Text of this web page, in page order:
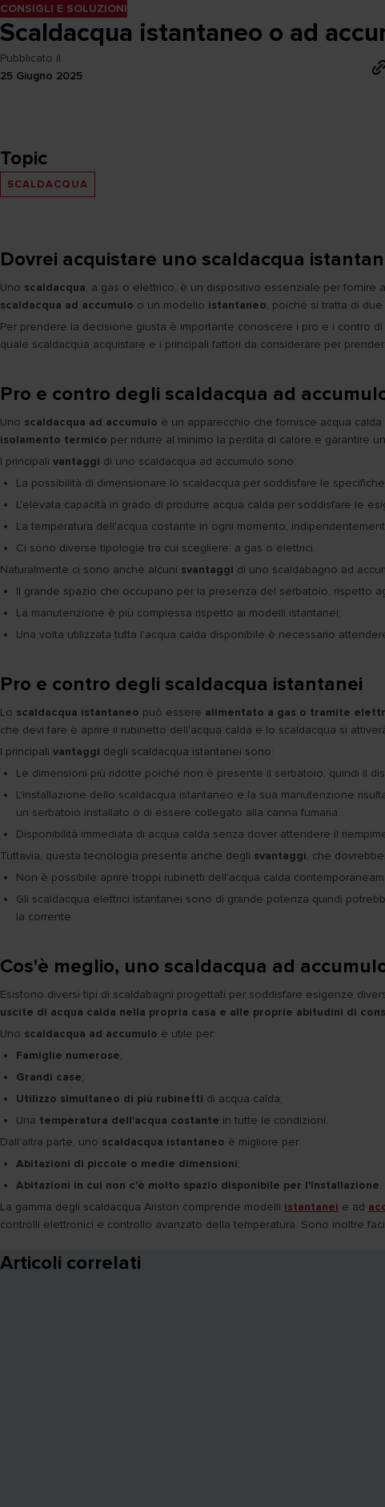
CONSIGLI E SOLUZIONI
Scaldacqua istantaneo o ad
Pubblicato il
25 Giugno 2025
Topic
SCALDACQUA
Dovrei acquistare uno scaldacqua
Uno scaldacqua, a gas o elettrico, è un dispositivo essenziale per fornire
scaldacqua ad accumulo o un modello istantaneo, poiché si tratta di
Per prendere la decisione giusta è importante conoscere i pro e i contro
quale scaldacqua acquistare e i principali fattori da considerare per
Pro e contro degli scaldacqua ad
Uno scaldacqua ad accumulo è un apparecchio che fornisce acqua
isolamento termico per ridurre al minimo la perdita di calore e garantire
I principali vantaggi di uno scaldacqua ad accumulo sono:
La possibilità di dimensionare lo scaldacqua per soddisfare le
L'elevata capacità in grado di produrre acqua calda per soddisfare le
La temperatura dell'acqua costante in ogni momento,
Ci sono diverse tipologie tra cui scegliere: a gas o elettrici.
Naturalmente ci sono anche alcuni svantaggi di uno scaldabagno ad
Il grande spazio che occupano per la presenza del serbatoio, rispetto
La manutenzione è più complessa rispetto ai modelli istantanei;
Una volta utilizzata tutta l'acqua calda disponibile è necessario
Pro e contro degli scaldacqua istantanei
Lo scaldacqua istantaneo può essere alimentato a gas o tramite
che devi fare è aprire il rubinetto dell'acqua calda e lo scaldacqua si
I principali vantaggi degli scaldacqua istantanei sono:
Le dimensioni più ridotte poiché non è presente il serbatoio, quindi il
L'installazione dello scaldacqua istantaneo e la sua manutenzione
un serbatoio installato o di essere collegato alla canna fumaria.
Disponibilità immediata di acqua calda senza dover attendere il
Tuttavia, questa tecnologia presenta anche degli svantaggi, che
Non è possibile aprire troppi rubinetti dell'acqua calda
Gli scaldacqua elettrici istantanei sono di grande potenza quindi
la corrente.
Cos'è meglio, uno scaldacqua ad
Esistono diversi tipi di scaldabagni progettati per soddisfare esigenze
uscite di acqua calda nella propria casa e alle proprie abitudini di
Uno scaldacqua ad accumulo è utile per:
Famiglie numerose;
Grandi case;
Utilizzo simultaneo di più rubinetti di acqua calda;
Una temperatura dell'acqua costante in tutte le condizioni.
Dall’altra parte, uno scaldacqua istantaneo è migliore per:
Abitazioni di piccole o medie dimensioni;
Abitazioni in cui non c'è molto spazio disponibile per l'installazione.
La gamma degli scaldacqua Ariston comprende modelli istantanei e ad
controlli elettronici e controllo avanzato della temperatura. Sono inoltre
Articoli correlati